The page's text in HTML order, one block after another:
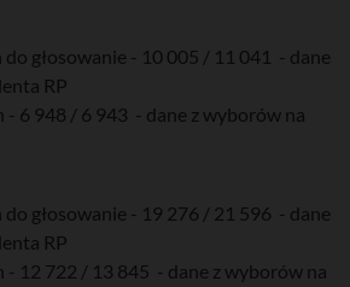
głosowanie - 10 005 / 11 041 - dane
RP
- 6 948 / 6 943 - dane z wyborów na
głosowanie - 19 276 / 21 596 - dane
RP
- 12 722 / 13 845 - dane z wyborów na